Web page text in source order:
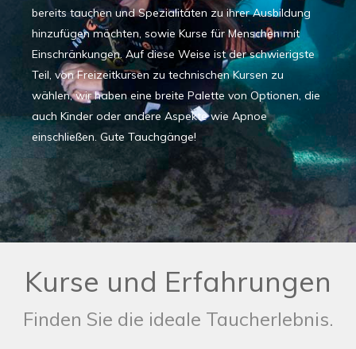
bereits tauchen und Spezialitäten zu ihrer Ausbildung
hinzufügen möchten, sowie Kurse für Menschen mit
Einschränkungen. Auf diese Weise ist der schwierigste
Teil, von Freizeitkursen zu technischen Kursen zu
wählen, wir haben eine breite Palette von Optionen, die
auch Kinder oder andere Aspekte wie Apnoe
einschließen. Gute Tauchgänge!
Kurse und Erfahrungen
Finden Sie die ideale Taucherlebnis.